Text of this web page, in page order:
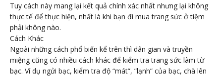
Tuy cách này mang lại kết quả chính xác nhất nhưng lại không
thực tế để thực hiện, nhất là khi bạn đi mua trang sức ở tiệm
phải không nào.
Cách Khác
Ngoài những cách phổ biến kể trên thì dân gian và truyền
miệng cũng có nhiều cách khác để kiểm tra trang sức làm từ
bạc. Ví dụ ngửi bạc, kiểm tra độ “mát”, ”lạnh” của bạc, chà lên